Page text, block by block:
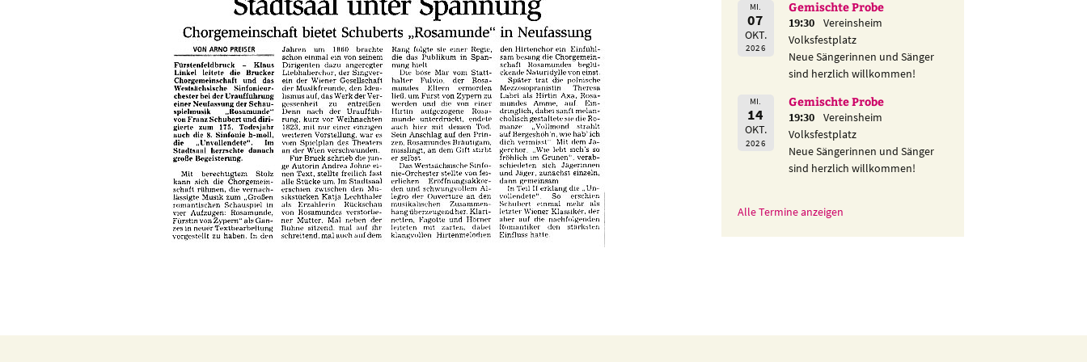
Beitragsnavigation
MI.
07
OKT.
2026
Gemischte Probe
19:30
Vereinsheim
Volksfestplatz
Neue Sängerinnen und Sänger
sind herzlich willkommen!
MI.
14
OKT.
2026
Gemischte Probe
19:30
Vereinsheim
Volksfestplatz
Neue Sängerinnen und Sänger
sind herzlich willkommen!
Alle Termine anzeigen